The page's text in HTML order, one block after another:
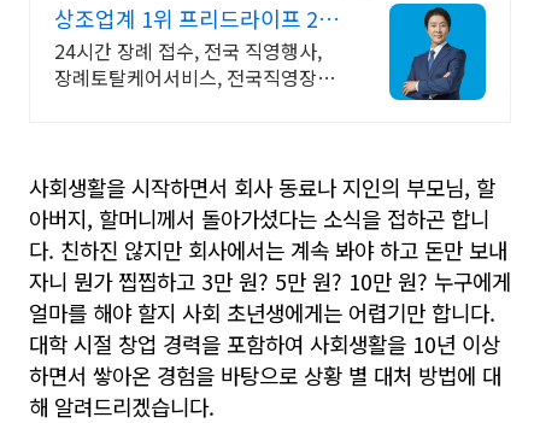
상조업계 1위 프리드라이프 24
시간 전국 장례 접수센터
24시간 장례 접수, 전국 직영행사,
장례토탈케어서비스, 전국직영장례
사회생활을 시작하면서 회사 동료나 지인의 부모님, 할
아버지, 할머니께서 돌아가셨다는 소식을 접하곤 합니
다. 친하진 않지만 회사에서는 계속 봐야 하고 돈만 보내
자니 뭔가 찝찝하고 3만 원? 5만 원? 10만 원? 누구에게
얼마를 해야 할지 사회 초년생에게는 어렵기만 합니다.
대학 시절 창업 경력을 포함하여 사회생활을 10년 이상
하면서 쌓아온 경험을 바탕으로 상황 별 대처 방법에 대
해 알려드리겠습니다.